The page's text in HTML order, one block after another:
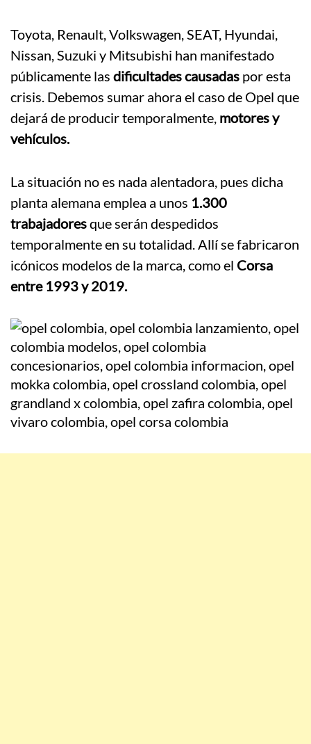
Toyota, Renault, Volkswagen, SEAT, Hyundai,
Nissan, Suzuki y Mitsubishi han manifestado
públicamente las dificultades causadas por esta
crisis. Debemos sumar ahora el caso de Opel que
dejará de producir temporalmente, motores y
vehículos.
La situación no es nada alentadora, pues dicha
planta alemana emplea a unos 1.300
trabajadoresque serán despedidos
temporalmente en su totalidad. Allí se fabricaron
icónicos modelos de la marca, como el Corsa
entre 1993 y 2019.